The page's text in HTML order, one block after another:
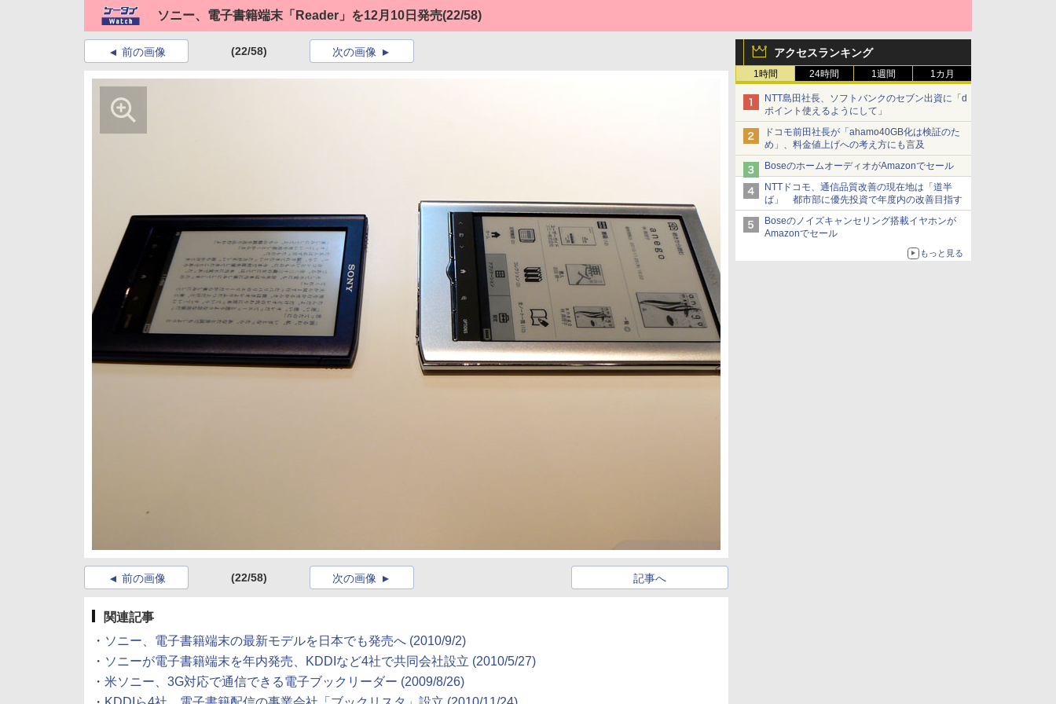
ソニー、電子書籍端末「Reader」を12月10日発売(22/58)
アクセスランキング
1時間 24時間 1週間 1カ月
NTT島田社長、ソフトバンクのセブン出資に「d
ポイント使えるようにして」
ドコモ前田社長が「ahamo40GB化は検証のた
め」、料金値上げへの考え方にも言及
BoseのホームオーディオがAmazonでセール
NTTドコモ、通信品質改善の現在地は「道半
ば」 都市部に優先投資で年度内の改善目指す
Boseのノイズキャンセリング搭載イヤホンが
Amazonでセール
もっと見る
前の画像 (22/58) 次の画像
前の画像 (22/58) 記事へ
次の画像
関連記事
・ ソニー、電子書籍端末の最新モデルを日本でも発売へ (2010/9/2)
・ ソニーが電子書籍端末を年内発売、KDDIなど4社で共同会社設立 (2010/5/27)
・ 米ソニー、3G対応で通信できる電子ブックリーダー (2009/8/26)